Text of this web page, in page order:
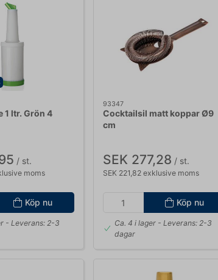
1 ltr. Grön 4
/ st.
moms
Köp nu
- Leverans: 2-3
93347
Cocktailsil matt koppar Ø9
cm
SEK 277,28 / st.
SEK 221,82 exklusive moms
Köp nu
Ca. 4 i lager - Leverans: 2-3
dagar